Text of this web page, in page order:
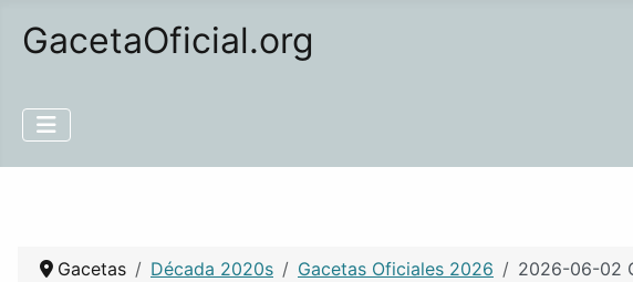
GacetaOficial.org
Gacetas Década 2020s Gacetas Oficiales 2026 2026-06-02